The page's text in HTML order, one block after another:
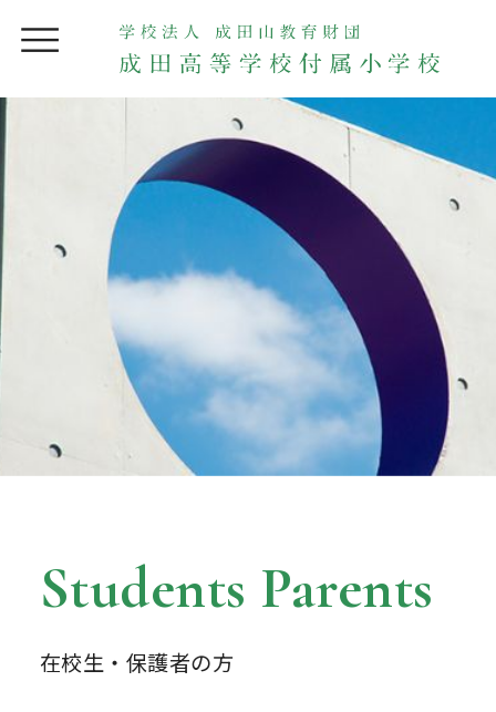
Students Parents
在校生・保護者の方